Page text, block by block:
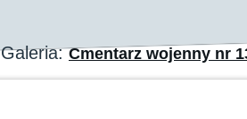
Galeria:Cmentarz wojenny nr